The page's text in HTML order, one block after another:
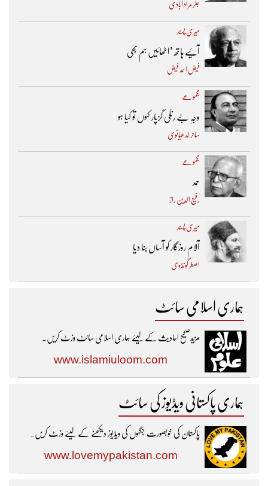
جگر مراد آبادی
میری پسند
آئیے ہاتھ ’اٹھائیں ہم بھی
فیض احمد فیض
مجموعے
وجہِ بے رنگی گزپار کہوں تو کیا ہو
ساحر لدھیانوی
مجموعے
حمد
رفیع الدین راز
میری پسند
آلام روزگار کو آساں بنا دیا
اصغر گونڈوی
ہماری اسلامی سائٹ
مزیدصحیح احادیث کے لیئے ہماری اسلامی سائٹ وزٹ کریں۔
www.islamiuloom.com
ہماری پاکستانی ویڈیوز کی سائٹ
پاکستان کی خوبصورت جگہوں کی ویڈیوز دیکھنے کے لیئے وزٹ کریں۔
www.lovemypakistan.com